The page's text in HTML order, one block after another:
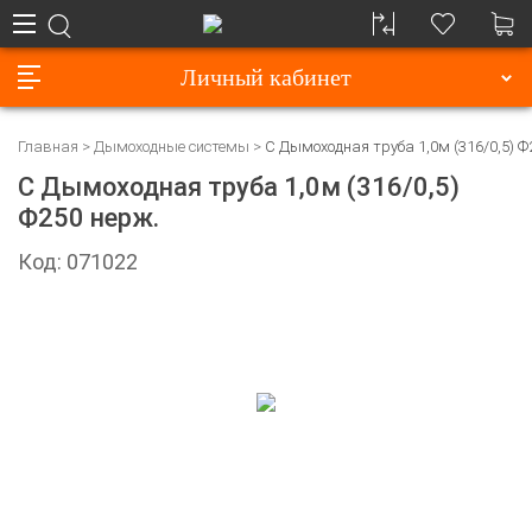
Личный кабинет
Главная Дымоходные системы С Дымоходная труба 1,0м (316/0,5)
С Дымоходная труба 1,0м (316/0,5)
Ф250 нерж.
Код: 071022